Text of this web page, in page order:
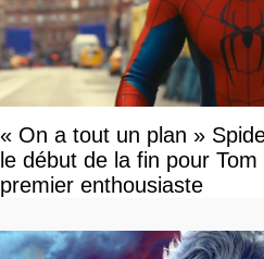
« On a tout un plan »
le début de la fin pour Tom
premier enthousiaste